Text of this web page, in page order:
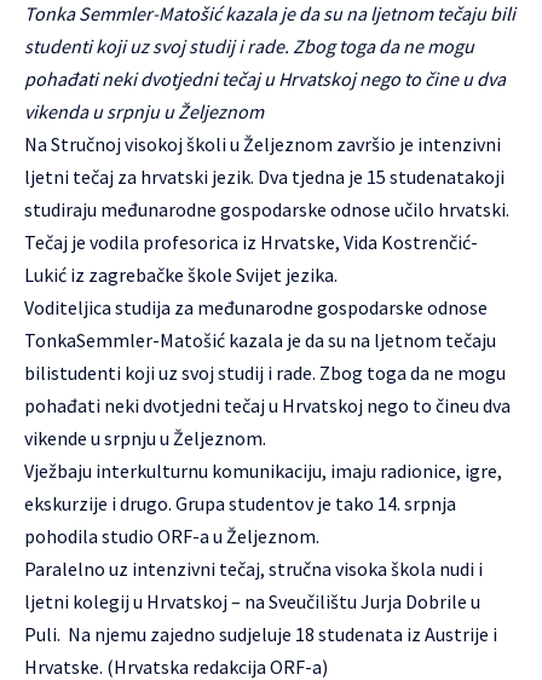
Tonka Semmler-Matošić kazala je da su na ljetnom tečaju bili
studenti koji uz svoj studij i rade. Zbog toga da ne mogu
pohađati neki dvotjedni tečaj u Hrvatskoj nego to čine u dva
vikenda u srpnju u Željeznom
Na Stručnoj visokoj školi u Željeznom završio je intenzivni
ljetni tečaj za hrvatski jezik. Dva tjedna je 15 studenatakoji
studiraju međunarodne gospodarske odnose učilo hrvatski.
Tečaj je vodila profesorica iz Hrvatske, Vida Kostrenčić-
Lukić iz zagrebačke škole Svijet jezika.
Voditeljica studija za međunarodne gospodarske odnose
TonkaSemmler-Matošić kazala je da su na ljetnom tečaju
bilistudenti koji uz svoj studij i rade. Zbog toga da ne mogu
pohađati neki dvotjedni tečaj u Hrvatskoj nego to čineu dva
vikende u srpnju u Željeznom.
Vježbaju interkulturnu komunikaciju, imaju radionice, igre,
ekskurzije i drugo. Grupa studentov je tako 14. srpnja
pohodila studio ORF-a u Željeznom.
Paralelno uz intenzivni tečaj, stručna visoka škola nudi i
ljetni kolegij u Hrvatskoj – na Sveučilištu Jurja Dobrile u
Puli. Na njemu zajedno sudjeluje 18 studenata iz Austrije i
Hrvatske. (Hrvatska redakcija ORF-a)